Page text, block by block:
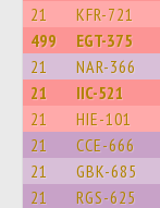
21 KFR-721
499 EGT-375
21 NAR-366
21 IIC-521
21 HIE-101
21 CCE-666
21 GBK-685
21 RGS-625